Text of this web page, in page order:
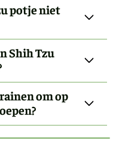
potje niet
Shih Tzu
om op